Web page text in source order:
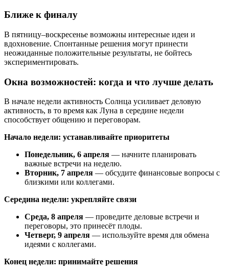
Ближе к финалу
В пятницу–воскресенье возможны интересные идеи и
вдохновение. Спонтанные решения могут принести
неожиданные положительные результаты, не бойтесь
экспериментировать.
Окна возможностей: когда и что лучше делать
В начале недели активность Солнца усиливает деловую
активность, в то время как Луна в середине недели
способствует общению и переговорам.
Начало недели: устанавливайте приоритеты
Понедельник, 6 апреля — начните планировать
важные встречи на неделю.
Вторник, 7 апреля — обсудите финансовые вопросы с
близкими или коллегами.
Середина недели: укрепляйте связи
Среда, 8 апреля — проведите деловые встречи и
переговоры, это принесёт плоды.
Четверг, 9 апреля — используйте время для обмена
идеями с коллегами.
Конец недели: принимайте решения